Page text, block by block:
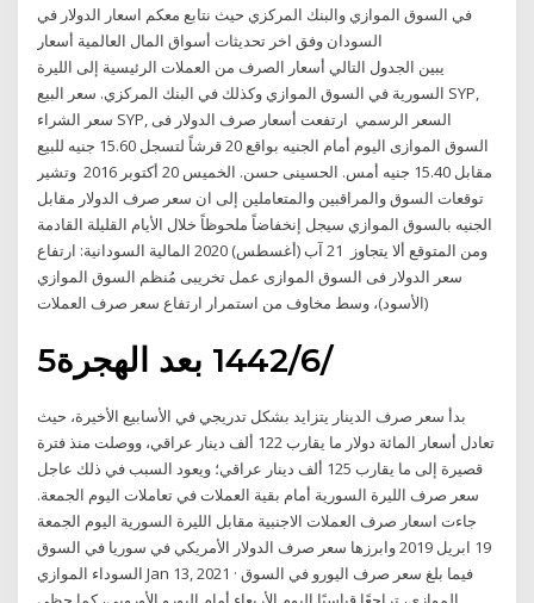
في السوق الموازي والبنك المركزي حيث نتابع معكم اسعار الدولار في
السودان وفق اخر تحديثات أسواق المال العالمية أسعار
يبين الجدول التالي أسعار الصرف من العملات الرئيسية إلى الليرة
السورية في السوق الموازي وكذلك في البنك المركزي. سعر البيع SYP,
سعر الشراء SYP, السعر الرسمي ارتفعت أسعار صرف الدولار فى
السوق الموازى اليوم أمام الجنيه بواقع 20 قرشاً لتسجل 15.60 جنيه للبيع
مقابل 15.40 جنيه أمس. الحسينى حسن. الخميس 20 أكتوبر 2016 وتشير
توقعات السوق والمراقبين والمتعاملين إلى ان سعر صرف الدولار مقابل
الجنيه بالسوق الموازي سيجل إنخفاضاً ملحوظاً خلال الأيام القليلة القادمة
ومن المتوقع ألا يتجاوز 21 آب (أغسطس) 2020 المالية السودانية: ارتفاع
سعر الدولار فى السوق الموازى عمل تخريبى مُنظم السوق الموازي
5‏‏/6‏‏/1442 بعد الهجرة
بدأ سعر صرف الدينار يتزايد بشكل تدريجي في الأسابيع الأخيرة، حيث
تعادل أسعار المائة دولار ما يقارب 122 ألف دينار عراقي، ووصلت منذ فترة
قصيرة إلى ما يقارب 125 ألف دينار عراقي؛ ويعود السبب في ذلك عاجل
سعر صرف الليرة السورية أمام بقية العملات في تعاملات اليوم الجمعة.
جاءت اسعار صرف العملات الاجنبية مقابل الليرة السورية اليوم الجمعة
19 ابريل 2019 وابرزها سعر صرف الدولار الأمريكي في سوريا في السوق
السوداء الموازي Jan 13, 2021 · فيما بلغ سعر صرف اليورو في السوق